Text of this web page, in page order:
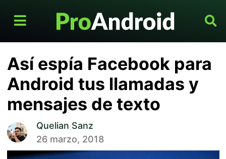
Así espía Facebook para
Android tus llamadas y
mensajes de texto
Quelian Sanz
26 marzo, 2018